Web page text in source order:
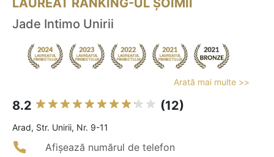
LAUREAT RANKING-UL ȘOIMII
Jade Intimo Unirii
Arată mai multe >>
8.2 (12)
Arad, Str. Unirii, Nr. 9-11
Afișează numărul de telefon